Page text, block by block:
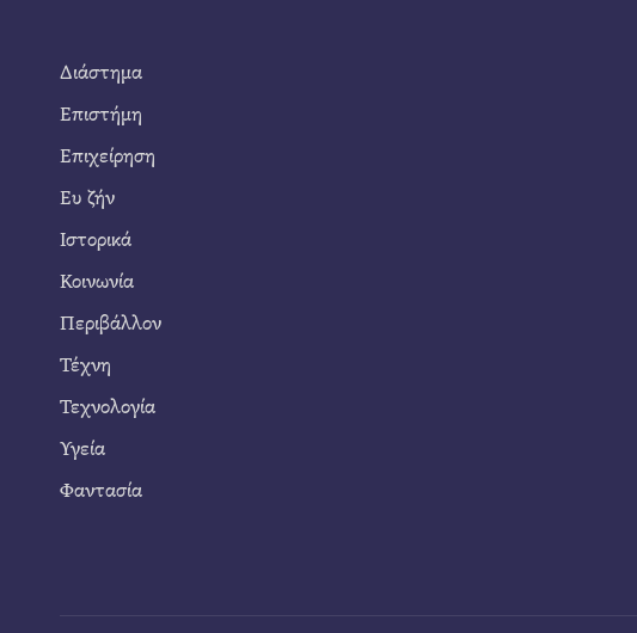
Διάστημα
Επιστήμη
Επιχείρηση
Ευ ζήν
Ιστορικά
Κοινωνία
Περιβάλλον
Τέχνη
Τεχνολογία
Υγεία
Φαντασία